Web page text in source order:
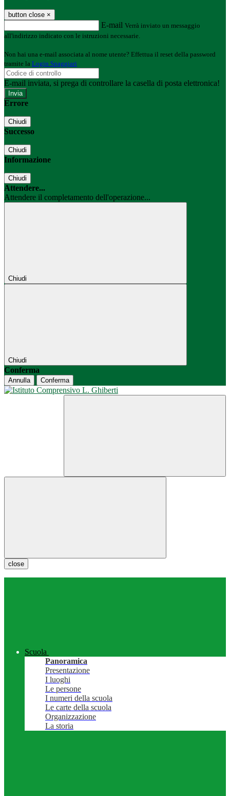
button close ×
E-mail Verrà inviato un messaggio
all'indirizzo indicato con le istruzioni necessarie.
Non hai una e-mail associata al nome utente? Effettua il reset della password
tramite la Login Spaggiari
E-mail inviata, si prega di controllare la casella di posta elettronica!
Errore
Chiudi
Successo
Chiudi
Informazione
Chiudi
Attendere...
Attendere il completamento dell'operazione...
Chiudi
Chiudi
Conferma
Annulla Conferma
close
Scuola
Panoramica
Presentazione
I luoghi
Le persone
I numeri della scuola
Le carte della scuola
Organizzazione
La storia